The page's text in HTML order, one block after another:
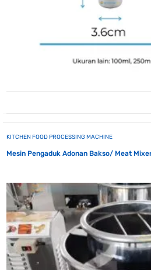
KITCHEN FOOD PROCESSING MACHINE
Mesin Pengaduk Adonan Bakso/ Meat